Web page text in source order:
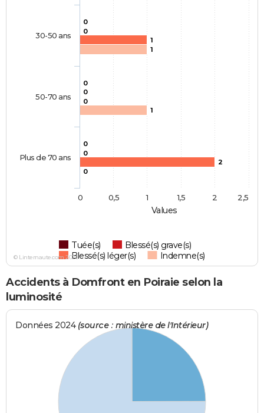
Values
0
0
0
0
0
0
1
0
2
1
1
0
Tuée(s)
Blessé(s) grave(s)
Blessé(s) léger(s)
Indemne(s)
30-50 ans
50-70 ans
Plus de 70 ans
0 0,5 1 1,5 2 2,5
© Linternaute.com 2026
Accidents à Domfront en Poiraie selon la
luminosité
Données 2024 (source : ministère de l'Intérieur)